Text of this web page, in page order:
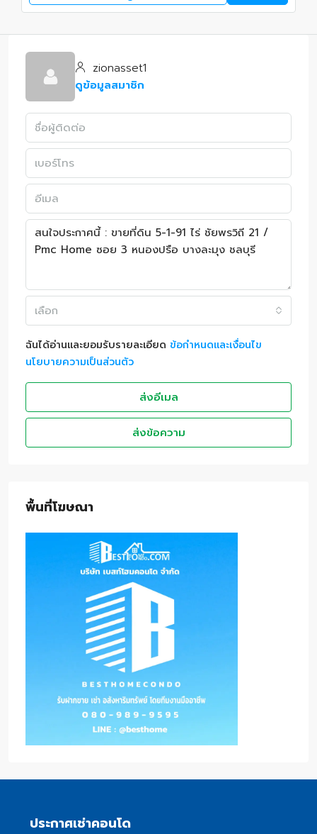
zionasset1
ดูข้อมูลสมาชิก
เลือก
ฉันได้อ่านและยอมรับรายละเอียด ข้อกำหนดและเงื่อนไข
นโยบายความเป็นส่วนตัว
ส่งอีเมล
ส่งข้อความ
พื้นที่โฆษณา
ประกาศเช่าคอนโด